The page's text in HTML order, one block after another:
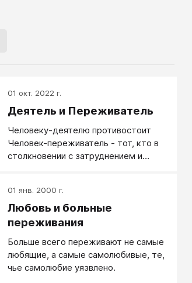
01 окт. 2022 г.
Деятель и Переживатель
Человеку-деятелю противостоит
Человек-переживатель - тот, кто в
столкновении с затруднением и
проблему констатировать и
переживать
01 янв. 2000 г.
Любовь и больные
переживания
Больше всего переживают не самые
любящие, а самые самолюбивые, те,
чье самолюбие уязвлено.